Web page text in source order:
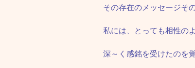
その存在のメッセージそ
私には、とっても相性の
深～く感銘を受けたのを